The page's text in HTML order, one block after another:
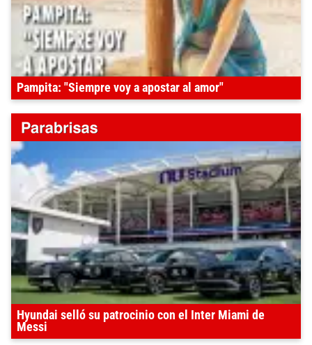
Pampita: "Siempre voy a apostar al amor"
Hyundai selló su patrocinio con el Inter Miami de
Messi